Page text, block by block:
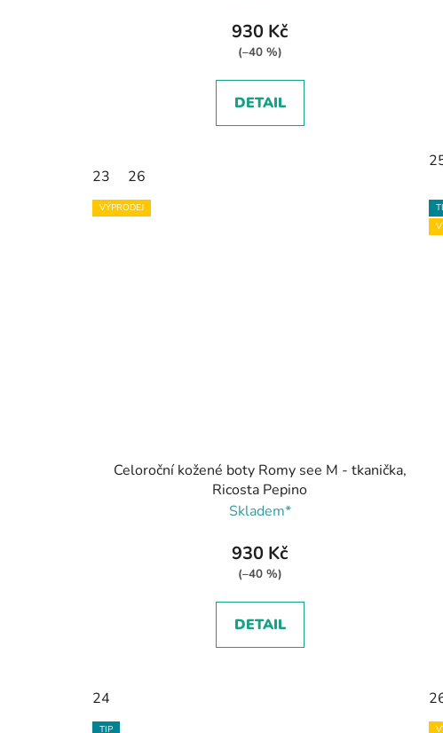
930 Kč
(–40 %)
DETAIL
23 26
VÝPRODEJ
Celoroční kožené boty Romy see M - tkanička,
Ricosta Pepino
Skladem*
930 Kč
(–40 %)
DETAIL
24
TIP